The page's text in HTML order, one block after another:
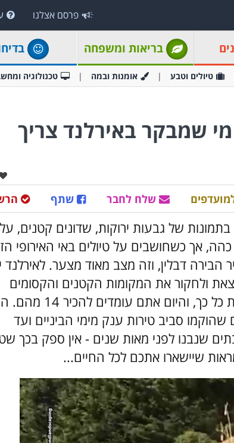
פרסם אצלנו
בריאות ומשפחה
טיולים וטבע אומנות ובמה טכנולוגיה
מי שמבקר באירלנד צריך
שתף שלח לחבר
של גבעות ירוקות, שדונים קטנים,
אך כשחושבים על טיולים באי האירופי
דבלין, וזה מצב מאוד מצער. לאירלנד
ולחקור את המקומות הקטנים והקסומים
שהופכים את המדינה הזו ליפה ומיוחדת כל כך, והיום אתם
שהוקמו סביב טירות ענק מימי הביניים ועד
שנבנו לפני מאות שנים - אין ספק בכך
שיישארו אתכם לכל החיים...